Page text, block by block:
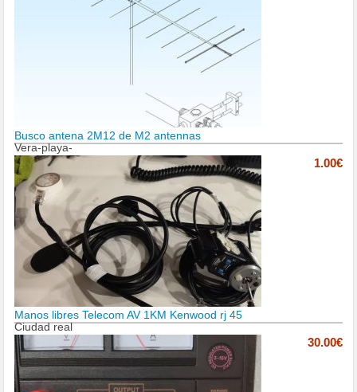
Busco antena 2M12 de M2 antennas
Vera-playa-
1.00€
Manos libres Telecom AV 1KM Kenwood rj 45
Ciudad real
30.00€